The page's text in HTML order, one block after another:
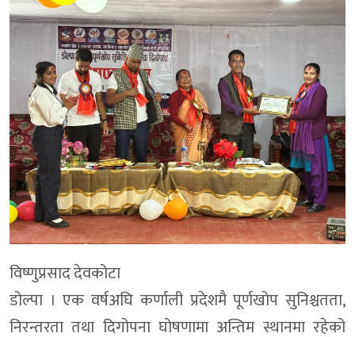
विष्णुप्रसाद देवकोटा
डोल्पा । एक वर्षअघि कर्णाली प्रदेशमै पूर्णखोप सुनिश्चतता,
निरन्तरता तथा दिगोपना घोषणामा अन्तिम स्थानमा रहेको